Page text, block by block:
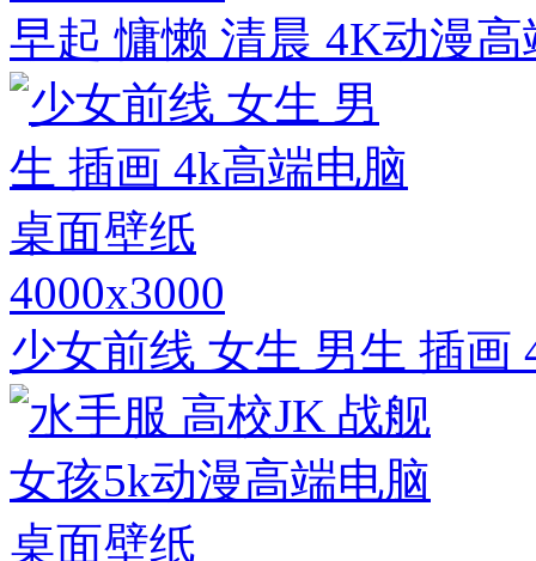
早起 慵懒 清晨 4K动漫
4000x3000
少女前线 女生 男生 插画